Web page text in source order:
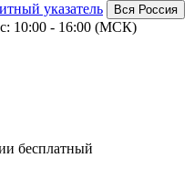
указатель Вся Россия
10:00 - 16:00 (МСК)
бесплатный